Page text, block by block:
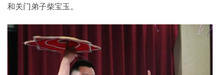
和关门弟子柴宝玉。